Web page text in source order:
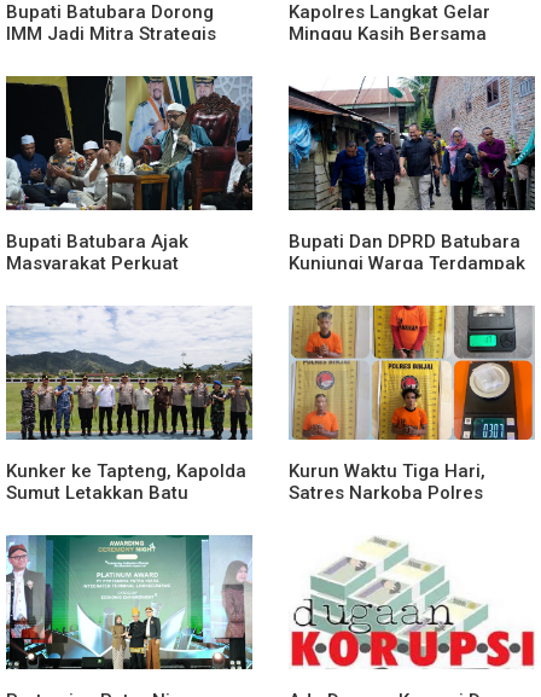
Bupati Batubara Dorong
IMM Jadi Mitra Strategis
Kapolres Langkat Gelar
Minggu Kasih Bersama
Bupati Batubara Ajak
Masyarakat Perkuat
Rasulullah
Bupati Dan DPRD Batubara
Kunjungi Warga Terdampak
Kunker ke Tapteng, Kapolda
Sumut Letakkan Batu
Rusun Polres Tapanuli
Tengah
Kurun Waktu Tiga Hari,
Satres Narkoba Polres
Terduga Bandar Narkoba